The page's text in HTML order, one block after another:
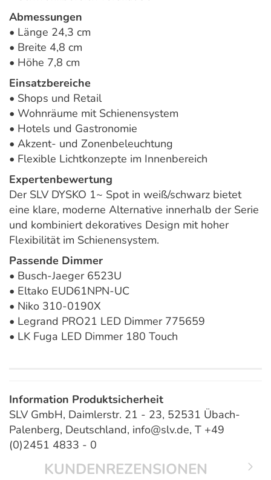
Abmessungen
• Länge 24,3 cm
• Breite 4,8 cm
• Höhe 7,8 cm
Einsatzbereiche
• Shops und Retail
• Wohnräume mit Schienensystem
• Hotels und Gastronomie
• Akzent- und Zonenbeleuchtung
• Flexible Lichtkonzepte im Innenbereich
Expertenbewertung
Der SLV DYSKO 1~ Spot in weiß/schwarz bietet
eine klare, moderne Alternative innerhalb der Serie
und kombiniert dekoratives Design mit hoher
Flexibilität im Schienensystem.
Passende Dimmer
• Busch-Jaeger 6523U
• Eltako EUD61NPN-UC
• Niko 310-0190X
• Legrand PRO21 LED Dimmer 775659
• LK Fuga LED Dimmer 180 Touch
Information Produktsicherheit
SLV GmbH, Daimlerstr. 21 - 23, 52531 Übach-
Palenberg, Deutschland, info@slv.de, T +49
(0)2451 4833 - 0
KUNDENREZENSIONEN